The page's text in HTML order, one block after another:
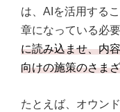
は、AIを活用する
章になっている必要
に読み込ませ、内
向けの施策のさま
たとえば、オウン